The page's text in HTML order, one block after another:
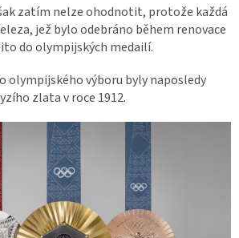
zatím nelze ohodnotit, protože každá
jež bylo odebráno během renovace
do olympijských medailí.
olympijského výboru byly naposledy
zlata v roce 1912.